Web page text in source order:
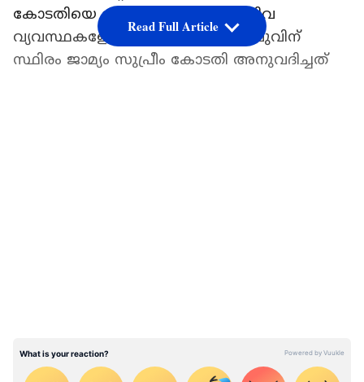
കോടതിയെ അറിയിച്ചു. തുടർന്ന് ചിവ
വ്യവസ്ഥകളോടെയാണ് വരവര റാവുവിന്
സ്ഥിരം ജാമ്യം സുപ്രീം കോടതി അനുവദിച്ചത്
Read Full Article